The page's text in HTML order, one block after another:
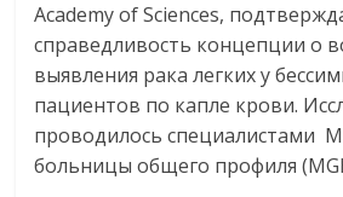
Academy of Sciences,
справедливость концепции о
выявления рака легких у
пациентов по капле крови.
проводилось специалистами
больницы общего профиля